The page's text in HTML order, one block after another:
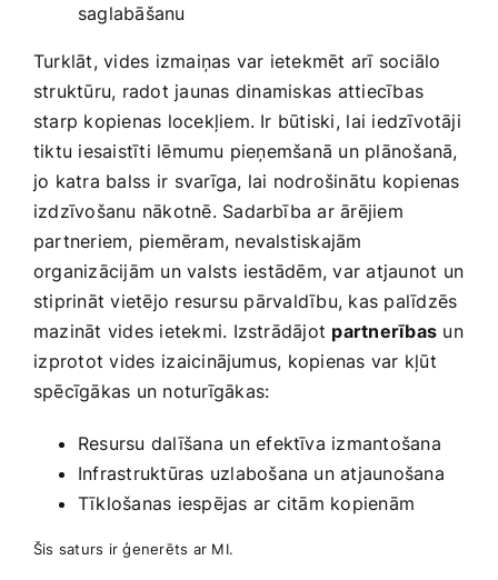
saglabāšanu
Turklāt, vides izmaiņas var ietekmēt arī sociālo
struktūru, radot jaunas⁢ dinamiskas​ attiecības
starp kopienas locekļiem. Ir būtiski, ⁤lai iedzīvotāji
tiktu iesaistīti lēmumu pieņemšanā un plānošanā,
jo katra‌ balss ⁣ir svarīga, lai‌ nodrošinātu kopienas
izdzīvošanu nākotnē. ‍Sadarbība ar‍ ārējiem
partneriem,‍ piemēram, nevalstiskajām
organizācijām un valsts⁤ iestādēm, var atjaunot un
stiprināt vietējo resursu⁣ pārvaldību, kas palīdzēs
mazināt vides ietekmi. Izstrādājot partnerības un
⁢izprotot vides ⁢izaicinājumus, kopienas var kļūt‌
spēcīgākas un noturīgākas:
Resursu dalīšana ⁣un‍ efektīva izmantošana
Infrastruktūras​ uzlabošana un atjaunošana
Tīklošanas iespējas ⁣ar citām kopienām
Šis saturs ir ģenerēts ar⁢ MI.